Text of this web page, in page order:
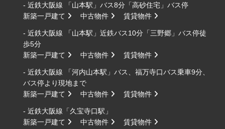
- 近鉄大阪線 「山本駅」バス8分「高砂住宅」バス停
新築一戸建て
中古物件 賃貸物件
- 近鉄大阪線 「山本駅」近鉄バス10分「三野郷」バス停徒
歩5分
新築一戸建て
中古物件 賃貸物件
- 近鉄大阪線 「河内山本駅」バス、福万寺口バス乗車9分、
バス停より現地まで
新築一戸建て
中古物件 賃貸物件
- 近鉄大阪線「久宝寺口駅」
新築一戸建て
中古物件 賃貸物件